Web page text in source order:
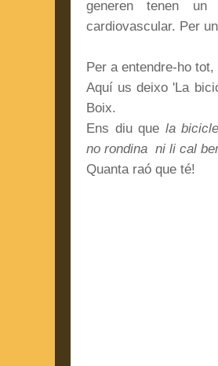
generen tenen
cardiovascular. Per
Per a entendre-ho
Aquí us deixo 'La
Boix.
Ens diu que la
no rondina ni li cal
Quanta raó que té!